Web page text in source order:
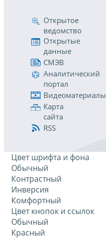
Открытое
ведомство
Открытые
данные
СМЭВ
Аналитический
портал
Видеоматериалы
Карта
сайта
RSS
Цвет шрифта и фона
Обычный
Контрастный
Инверсия
Комфортный
Цвет кнопок и ссылок
Обычный
Красный